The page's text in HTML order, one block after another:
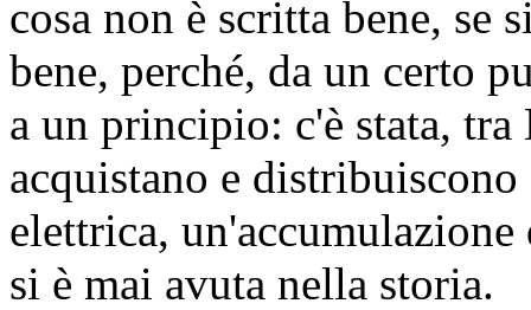
cosa non è scritta bene, se
bene, perché, da un certo
a un principio: c'è stata,
acquistano e
elettrica,
si è mai avuta nella storia.